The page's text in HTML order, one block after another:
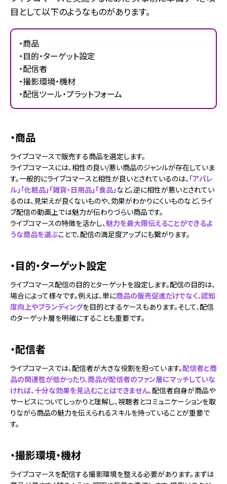
目として以下のようなものがあります。
・商品
・目的・ターゲット設定
・配信者
・撮影環境・機材
・配信ツール・プラットフォーム
・商品
ライブコマースで販売する商品を選定します。
ライブコマースには、相性の良い/悪い商品のジャンルが存在していま
す。一般的にライブコマースと相性が良いとされているのは、 「アパレ
ル」「化粧品」「雑貨・日用品」「食品」など。逆に相性が悪いとされてい
るのは、見栄えが良くないものや、効果がわかりにくいものなど、ライ
ブ配信の動画上では魅力が伝わりづらい商品です。
ライブコマースの特徴を活かし、魅力を最大限伝えることができるよ
うな商品を選ぶことで、配信の満足度アップにも繋がります。
・目的・ターゲット設定
ライブコマース配信の目的とターゲットを設定します。​​配信の目的は、
場合によって様々です。例えば、単に商品の販売促進だけでなく、認知
度向上やブランディングを目的とするケースもあります。そして、配信
のターゲット層を明確にすることも重要です。
・配信者
ライブコマースでは、配信者が大きな役割を担っています。配信者と商
品の関連性が低かったり、商品が配信者のファン層にマッチしていな
ければ、十分な効果を見込むことはできません。配信者自身が商品や
サービスについてしっかりと理解し、視聴者とコミュニケーションを取
りながら商品の魅力を伝えられるスキルを持っていることが重要で
す。
・撮影環境・機材
ライブコマースを配信する撮影環境を整える必要があります。まずは